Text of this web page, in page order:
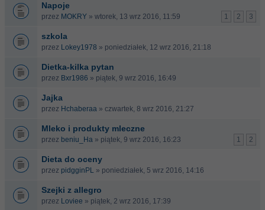
Napoje
1 2 3
przez MOKRY » wtorek, 13 wrz 2016, 11:59
szkola
przez Lokey1978 » poniedziałek, 12 wrz 2016, 21:18
Dietka-kilka pytan
przez Bxr1986 » piątek, 9 wrz 2016, 16:49
Jajka
przez Hchaberaa » czwartek, 8 wrz 2016, 21:27
Mleko i produkty mleczne
1 2
przez beniu_Ha » piątek, 9 wrz 2016, 16:23
Dieta do oceny
przez pidgginPL » poniedziałek, 5 wrz 2016, 14:16
Szejki z allegro
przez Loviee » piątek, 2 wrz 2016, 17:39